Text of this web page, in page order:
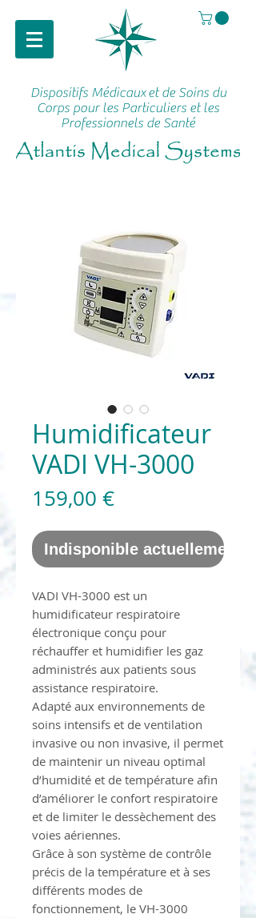
Dispositifs Médicaux et de Soins du
Corps pour les Particuliers et les
Professionnels de Santé
Humidificateur
VADI VH-3000
159,00 €Prix
Indisponible actuellement
VADI VH-3000 est un
humidificateur respiratoire
électronique conçu pour
réchauffer et humidifier les gaz
administrés aux patients sous
assistance respiratoire.
Adapté aux environnements de
soins intensifs et de ventilation
invasive ou non invasive, il permet
de maintenir un niveau optimal
d’humidité et de température afin
d’améliorer le confort respiratoire
et de limiter le dessèchement des
voies aériennes.
Grâce à son système de contrôle
précis de la température et à ses
différents modes de
fonctionnement, le VH-3000